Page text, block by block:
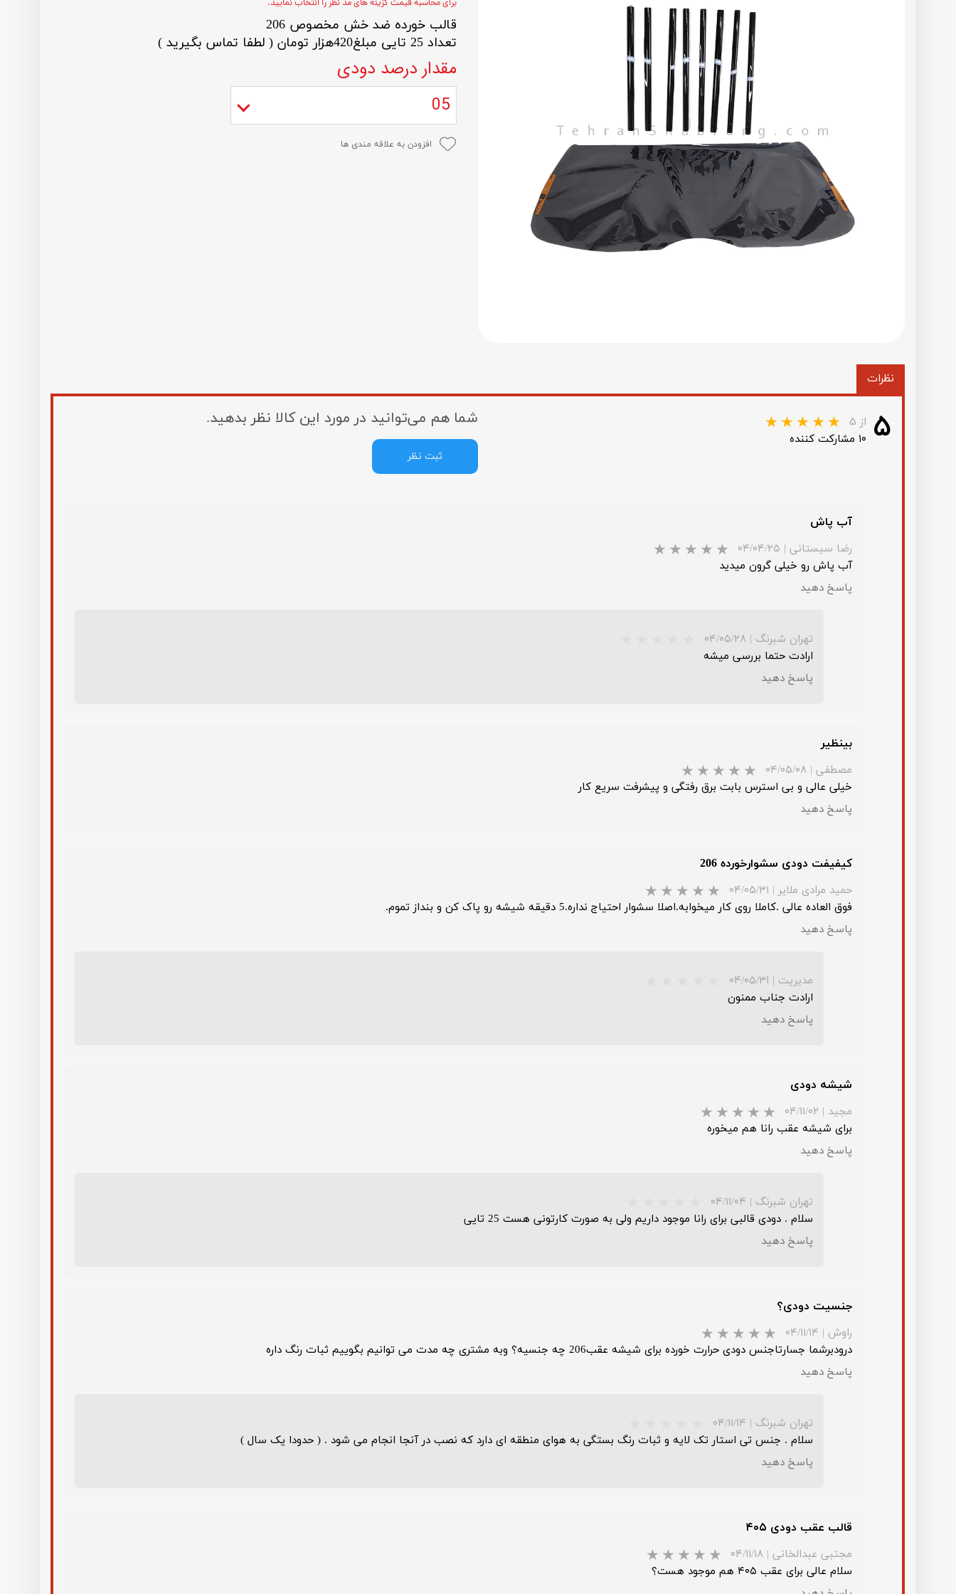
برای محاسبه قیمت گزینه های مد نظر را انتخاب نمایید.
قالب خورده ضد خش مخصوص 206
تعداد 25 تایی مبلغ420هزار تومان ( لطفا تماس بگیرید )
مقدار درصد دودی
05
افزودن به علاقه مندی ها
نظرات
۵ از ۵
۱۰ مشارکت کننده
شما هم می‌توانید در مورد این کالا نظر بدهید.
ثبت نظر
آب پاش
رضا سیستانی | ۰۴/۰۴/۲۵
آب پاش رو خیلی گرون میدید
پاسخ دهید
تهران شبرنگ | ۰۴/۰۵/۲۸
ارادت حتما بررسی میشه
پاسخ دهید
بینظیر
مصطفی | ۰۴/۰۵/۰۸
خیلی عالی و بی استرس بابت برق رفتگی و پیشرفت سریع کار
پاسخ دهید
کیفیفت دودی سشوارخورده 206
حمید مرادی ملایر | ۰۴/۰۵/۳۱
فوق العاده عالی .کاملا روی کار میخوابه.اصلا سشوار احتیاج نداره.5 دقیقه شیشه رو پاک کن و بنداز تموم.
پاسخ دهید
مدیریت | ۰۴/۰۵/۳۱
ارادت جناب ممنون
پاسخ دهید
شیشه دودی
مجید | ۰۴/۱۱/۰۲
برای شیشه عقب رانا هم میخوره
پاسخ دهید
تهران شبرنگ | ۰۴/۱۱/۰۴
سلام . دودی قالبی برای رانا موجود داریم ولی به صورت کارتونی هست 25 تایی
پاسخ دهید
جنسیت دودی؟
راوش | ۰۴/۱۱/۱۴
درودبرشما جسارتاجنس دودی حرارت خورده برای شیشه عقب206 چه جنسیه؟ وبه مشتری چه مدت می توانیم بگوییم ثبات رنگ داره
پاسخ دهید
تهران شبرنگ | ۰۴/۱۱/۱۴
سلام . جنس تی استار تک لایه و ثبات رنگ بستگی به هوای منطقه ای دارد که نصب در آنجا انجام می شود . ( حدودا یک سال )
پاسخ دهید
قالب عقب دودی ۴۰۵
مجتبی عبدالخانی | ۰۴/۱۱/۱۸
سلام عالی برای عقب ۴۰۵ هم موجود هست؟